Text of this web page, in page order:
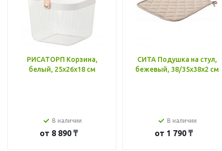
РИСАТОРП Корзина,
белый, 25x26x18 см
В наличии
от 8 890 ₸
СИТА Подушка на стул,
бежевый, 38/35x38x2 см
В наличии
от 1 790 ₸